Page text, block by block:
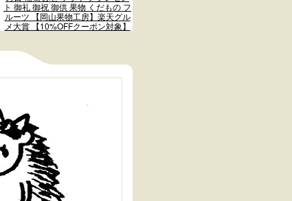
ト 御礼 御祝 御供 果物 くだもの フ
ルーツ 【岡山果物工房】楽天グル
メ大賞 【10%OFFクーポン対象】